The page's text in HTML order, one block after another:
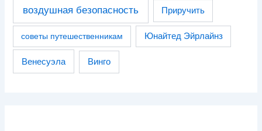
воздушная безопасность Приручить
советы путешественникам Юнайтед Эйрлайнз
Венесуэла Винго